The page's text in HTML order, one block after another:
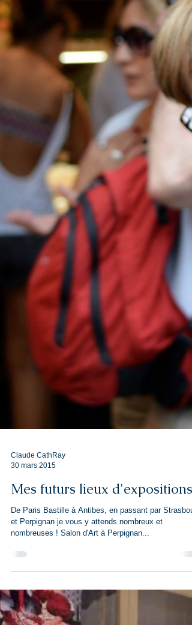
30 mars 2015
Mes futurs lieux d'expositions !
De Paris Bastille à Antibes, en passant par